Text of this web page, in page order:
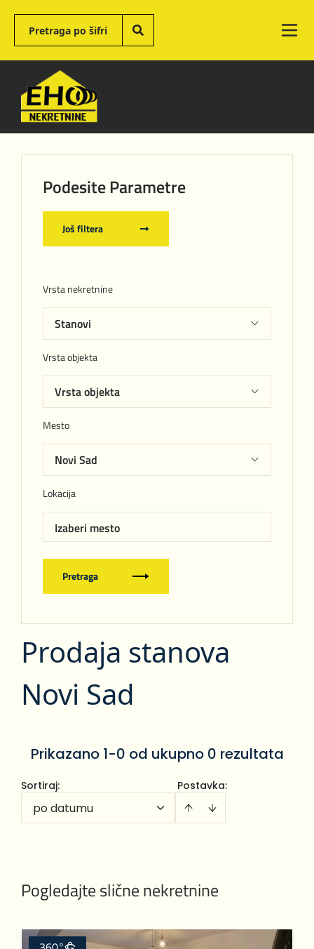
Podesite Parametre
Još filtera
Vrsta nekretnine
Vrsta objekta
Mesto
Lokacija
Izaberi mesto
Pretraga
Prodaja stanova
Novi Sad
Prikazano 1-0 od ukupno 0 rezultata
Postavka:
Sortiraj:
po datumu
Pogledajte slične nekretnine